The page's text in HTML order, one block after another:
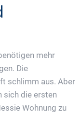
mehr
Die
schlimm aus. Aber
sich die ersten
Wohnung zu